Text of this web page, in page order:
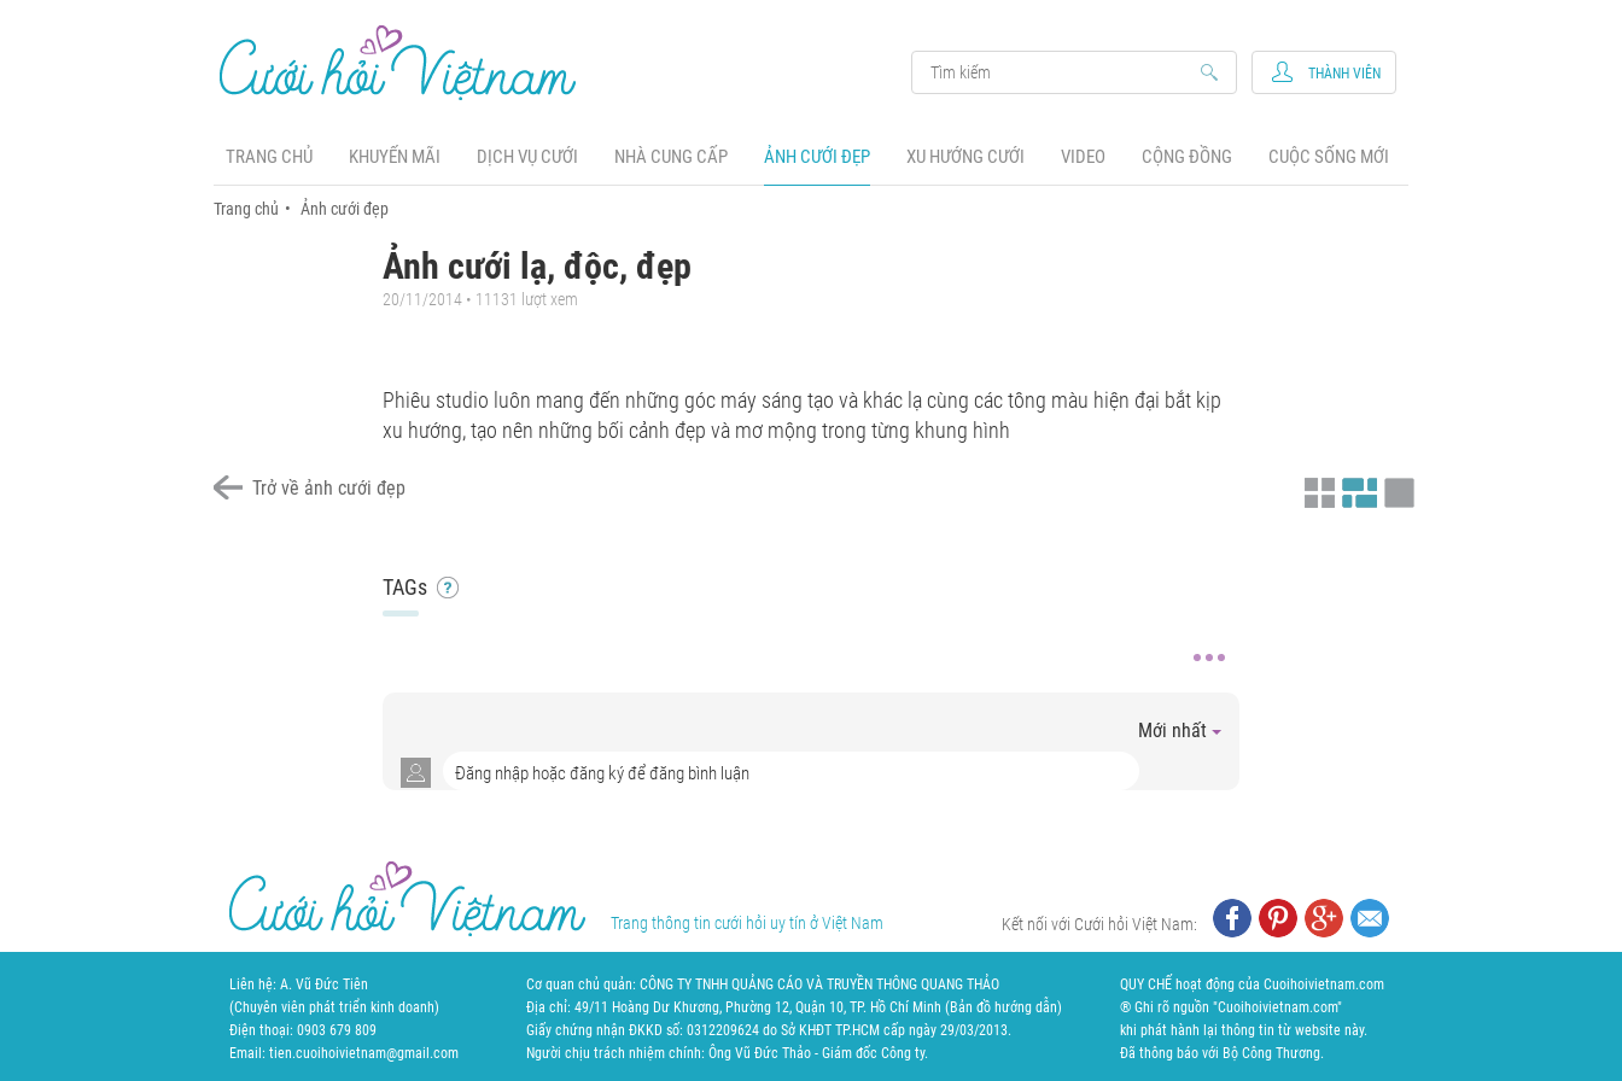
TRANG CHỦ KHUYẾN MÃI DỊCH VỤ CƯỚI NHÀ CUNG CẤP ẢNH CƯỚI ĐẸP XU HƯỚNG CƯỚI VIDEO CỘNG ĐỒNG CUỘC SỐNG MỚI
THÀNH VIÊN
Trang chủ Ảnh cưới đẹp
Ảnh cưới lạ, độc, đẹp
20/11/2014 • 11131 lượt xem
Phiêu studio luôn mang đến những góc máy sáng tạo và khác lạ cùng các tông màu hiện đại bắt kịp
xu hướng, tạo nên những bối cảnh đẹp và mơ mộng trong từng khung hình
Trở về ảnh cưới đẹp
TAGs
Mới nhất
Trang thông tin cưới hỏi uy tín ở Việt Nam Kết nối với Cưới hỏi Việt Nam:
Liên hệ: A. Vũ Đức Tiên
(Chuyên viên phát triển kinh doanh)
Điện thoại: 0903 679 809
Email: tien.cuoihoivietnam@gmail.com
Cơ quan chủ quản: CÔNG TY TNHH QUẢNG CÁO VÀ TRUYỀN THÔNG QUANG THẢO
Địa chỉ: 49/11 Hoàng Dư Khương, Phường 12, Quận 10, TP. Hồ Chí Minh ( Bản đồ hướng dẫn)
Giấy chứng nhận ĐKKD số: 0312209624 do Sở KHĐT TP.HCM cấp ngày 29/03/2013.
Người chịu trách nhiệm chính: Ông Vũ Đức Thảo - Giám đốc Công ty.
QUY CHẾ hoạt động của Cuoihoivietnam.com
® Ghi rõ nguồn "Cuoihoivietnam.com"
khi phát hành lại thông tin từ website này.
Đã thông báo với Bộ Công Thương.